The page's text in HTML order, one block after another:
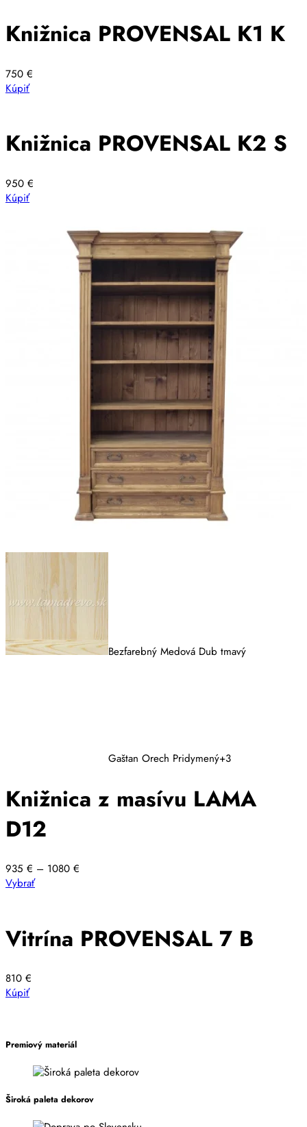
Knižnica PROVENSAL K1 K
750 €
Kúpiť
Knižnica PROVENSAL K2 S
950 €
Kúpiť
Bezfarebný Medová Dub tmavý
Gaštan Orech Pridymený+3
Knižnica z masívu LAMA
D12
935 € – 1080 €
VybraťTento
variantov.
produktu.
Vitrína PROVENSAL 7 B
810 €
Kúpiť
Premiový materiál
Široká paleta dekorov